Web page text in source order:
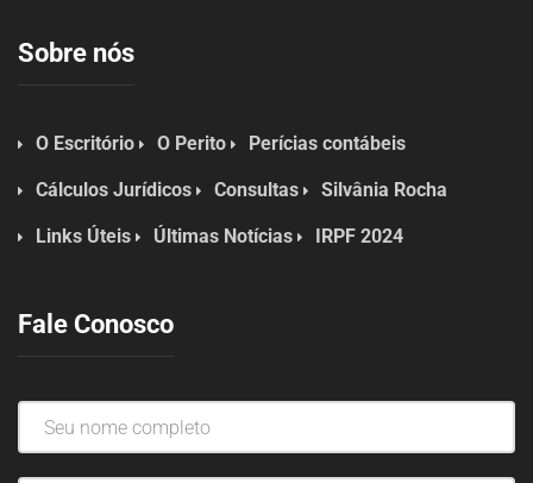
Sobre nós
O Escritório O Perito Perícias contábeis
Cálculos Jurídicos Consultas Silvânia Rocha
Links Úteis Últimas Notícias IRPF 2024
Fale Conosco